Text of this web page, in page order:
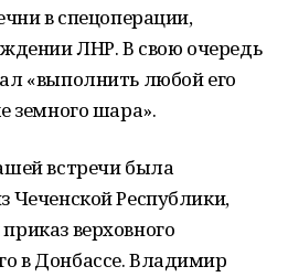
в спецоперации,
ЛНР. В свою очередь
«выполнить любой его
земного шара».
встречи была
Чеченской Республики,
верховного
в Донбассе. Владимир